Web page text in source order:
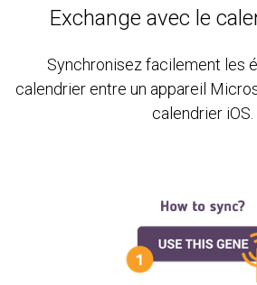
Exchange avec le
Synchronisez facilement les
calendrier entre un appareil
calendrier iOS.